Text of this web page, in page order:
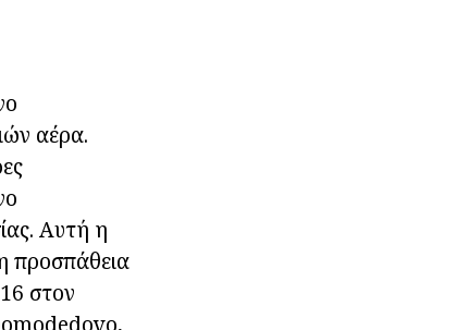
αέρα.
Αυτή η
προσπάθεια
στον